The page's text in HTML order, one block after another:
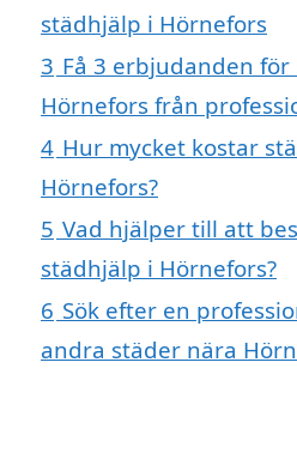
städhjälp i Hörnefors
3 Få 3 erbjudanden
Hörnefors från
4 Hur mycket kostar
Hörnefors?
5 Vad hjälper till att
städhjälp i Hörnefors?
6 Sök efter en
andra städer nära